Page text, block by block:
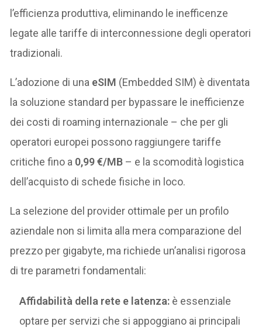
l’efficienza produttiva, eliminando le inefficenze
legate alle tariffe di interconnessione degli operatori
tradizionali.
L’adozione di una eSIM (Embedded SIM) è diventata
la soluzione standard per bypassare le inefficienze
dei costi di roaming internazionale – che per gli
operatori europei possono raggiungere tariffe
critiche fino a 0,99 €/MB – e la scomodità logistica
dell’acquisto di schede fisiche in loco.
La selezione del provider ottimale per un profilo
aziendale non si limita alla mera comparazione del
prezzo per gigabyte, ma richiede un’analisi rigorosa
di tre parametri fondamentali:
Affidabilità della rete e latenza: è essenziale
optare per servizi che si appoggiano ai principali